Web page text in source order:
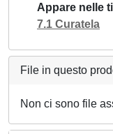
Appare nelle
7.1 Curatela
File in questo
Non ci sono file